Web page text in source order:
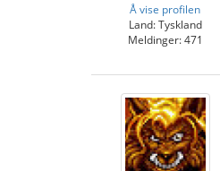
Å vise profilen
Land: Tyskland
Meldinger: 471